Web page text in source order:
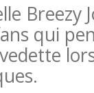
Breezy
qui